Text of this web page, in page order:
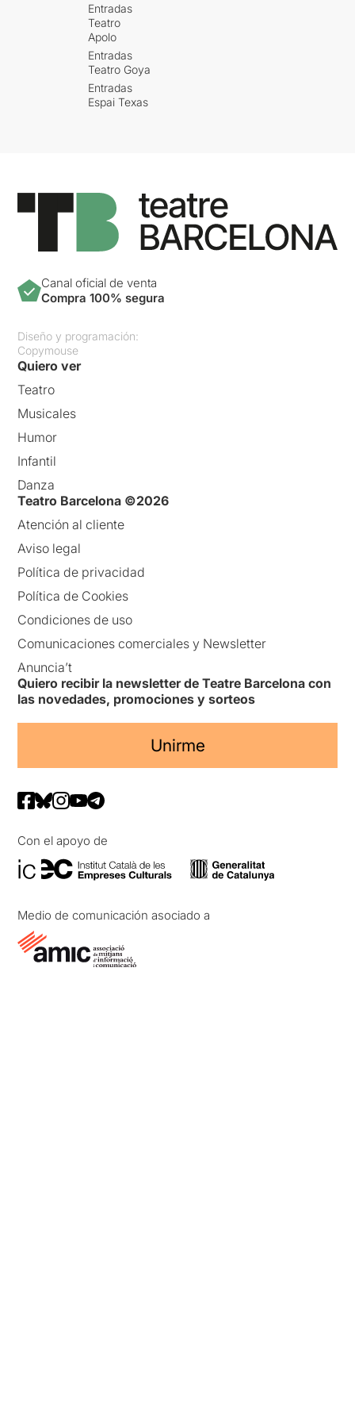
Entradas
Teatro
Apolo
Entradas
Teatro Goya
Entradas
Espai Texas
Canal oficial de venta
Compra 100% segura
Diseño y programación:
Copymouse
Quiero ver
Teatro
Musicales
Humor
Infantil
Danza
Teatro Barcelona ©2026
Atención al cliente
Aviso legal
Política de privacidad
Política de Cookies
Condiciones de uso
Comunicaciones comerciales y Newsletter
Anuncia’t
Quiero recibir la newsletter de Teatre Barcelona con
las novedades, promociones y sorteos
Unirme
Con el apoyo de
Medio de comunicación asociado a